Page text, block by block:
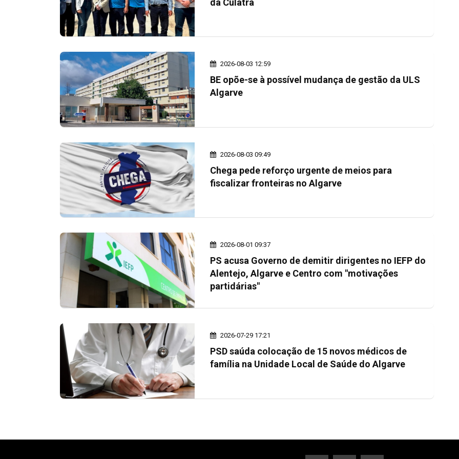
2026-08-03 12:59
BE opõe-se à possível mudança de gestão da ULS
Algarve
2026-08-03 09:49
Chega pede reforço urgente de meios para
fiscalizar fronteiras no Algarve
2026-08-01 09:37
PS acusa Governo de demitir dirigentes no IEFP do
Alentejo, Algarve e Centro com "motivações
partidárias"
2026-07-29 17:21
PSD saúda colocação de 15 novos médicos de
família na Unidade Local de Saúde do Algarve